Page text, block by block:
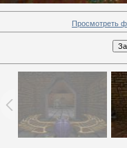
Просмотреть